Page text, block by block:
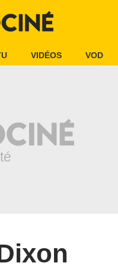
VIDÉOS VOD